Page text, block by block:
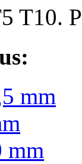
T10.
mm
mm